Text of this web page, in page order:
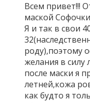
Всем привет!!!
маской
Я и так в свои
роду),поэтому
желания в силу
после маски я
летней,кожа
как будто я